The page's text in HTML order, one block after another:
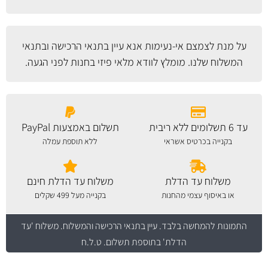
על מנת לצמצם אי-נעימות אנא עייןבתנאי הרכישה ובתנאי
המשלוח שלנו. מומלץ לוודא מלאי פיזי בחנות לפני הגעה.
עד 6 תשלומים ללא ריבית
בקנייה בכרטיס אשראי
תשלום באמצעות PayPal
ללא תוספת עמלה
משלוח עד הדלת
או באיסוף עצמי מהחנות
משלוח עד הדלת חינם
בקנייה מעל 499 שקלים
התמונות להמחשה בלבד.עיין בתנאי הרכישה והמשלוח. משלוח 'עד
הדלת' בתוספת תשלום. ט.ל.ח